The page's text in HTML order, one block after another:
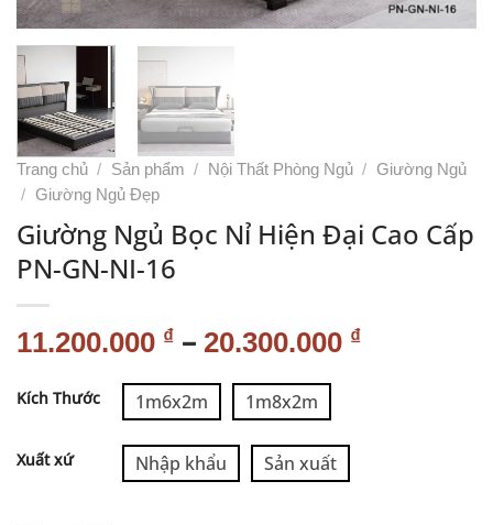
Trang chủ / Sản phẩm / Nội Thất Phòng Ngủ / Giường Ngủ
/ Giường Ngủ Đẹp
Giường Ngủ Bọc Nỉ Hiện Đại Cao Cấp
PN-GN-NI-16
11.200.000 ₫ – 20.300.000 ₫
Kích Thước 1m6x2m 1m8x2m
Xuất xứ Nhập khẩu Sản xuất